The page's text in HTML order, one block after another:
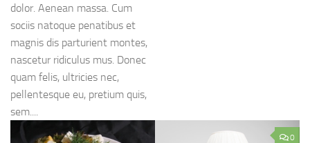
dolor. Aenean massa. Cum
sociis natoque penatibus et
magnis dis parturient montes,
nascetur ridiculus mus. Donec
quam felis, ultricies nec,
pellentesque eu, pretium quis,
sem....
0